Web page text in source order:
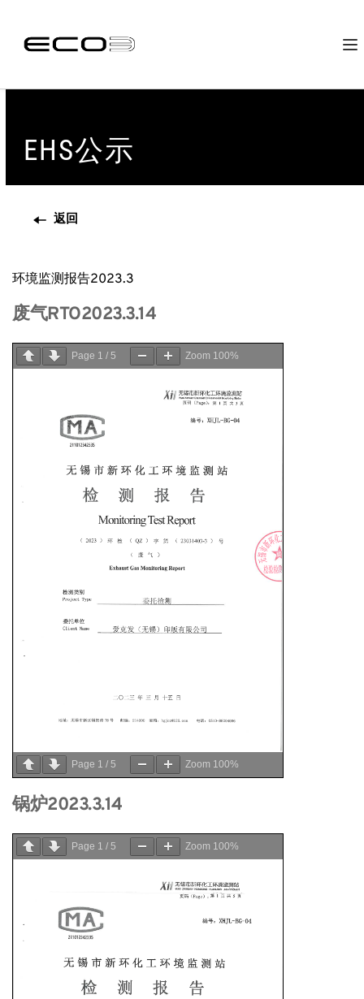
EHS公示
返回
环境监测报告2023.3
废气RTO2023.3.14
Page 1 / 5 Zoom 100%
Page 1 / 5 Zoom 100%
锅炉2023.3.14
Page 1 / 5 Zoom 100%